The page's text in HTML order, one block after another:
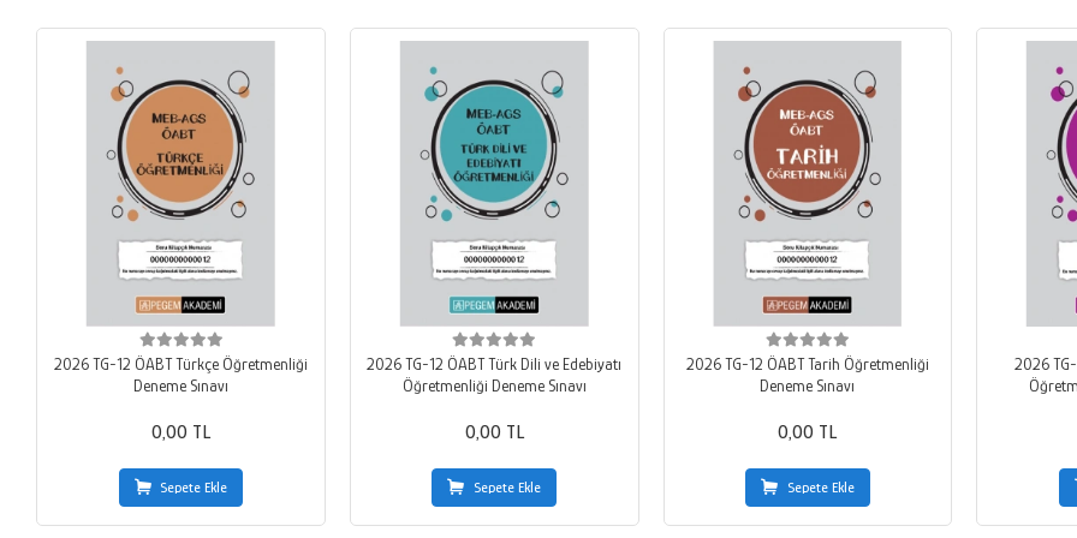
2026 TG-12 ÖABT Türkçe Öğretmenliği
Deneme Sınavı
0,00 TL
Sepete Ekle
2026 TG-12 ÖABT Türk Dili ve Edebiyatı
Öğretmenliği Deneme Sınavı
0,00 TL
Sepete Ekle
2026 TG-12 ÖABT Tarih Öğretmenliği
Deneme Sınavı
0,00 TL
Sepete Ekle
2026